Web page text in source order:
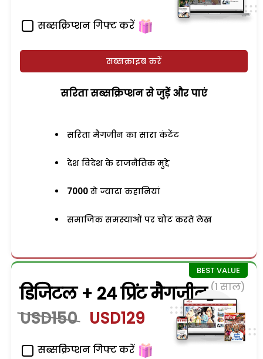
सब्सक्रिप्शन गिफ्ट करें
सब्सक्राइब करें
सरिता सब्सक्रिप्शन से जुड़ेें और पाएं
सरिता मैगजीन का सारा कंटेंट
देश विदेश के राजनैतिक मुद्दे
7000 से ज्यादा कहानियां
समाजिक समस्याओं पर चोट करते लेख
डिजिटल + 24 प्रिंट मैगजीन (1 साल)
USD150 USD129
सब्सक्रिप्शन गिफ्ट करें